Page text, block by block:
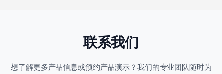
联系我们
想了解更多产品信息或预约产品演示？我们的专业团队随时为